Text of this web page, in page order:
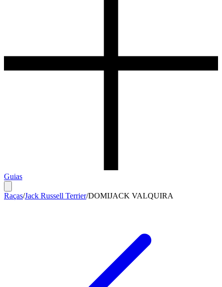
Guias
Raças/Jack Russell Terrier/DOMIJACK VALQUIRA